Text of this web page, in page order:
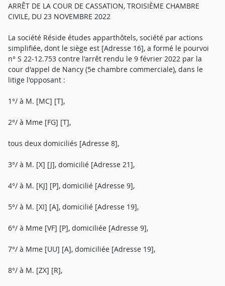
ARRÊT DE LA COUR DE CASSATION, TROISIÈME CHAMBRE
CIVILE, DU 23 NOVEMBRE 2022
La société Réside études apparthôtels, société par actions
simplifiée, dont le siège est [Adresse 16], a formé le pourvoi
n° S 22-12.753 contre l'arrêt rendu le 9 février 2022 par la
cour d'appel de Nancy (5e chambre commerciale), dans le
litige l'opposant :
1°/ à M. [MC] [T],
2°/ à Mme [FG] [T],
tous deux domiciliés [Adresse 8],
3°/ à M. [X] [J], domicilié [Adresse 21],
4°/ à M. [KJ] [P], domicilié [Adresse 9],
5°/ à M. [XI] [A], domicilié [Adresse 19],
6°/ à Mme [VF] [P], domiciliée [Adresse 9],
7°/ à Mme [UU] [A], domiciliée [Adresse 19],
8°/ à M. [ZX] [R],